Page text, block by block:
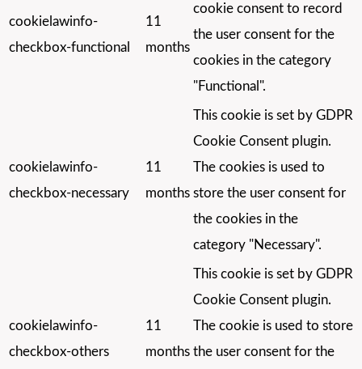
cookielawinfo-
checkbox-functional
11
months
cookie consent to record
the user consent for the
cookies in the category
"Functional".
cookielawinfo-
checkbox-necessary
11
months
This cookie is set by GDPR
Cookie Consent plugin.
The cookies is used to
store the user consent for
the cookies in the
category "Necessary".
cookielawinfo-
checkbox-others
11
months
This cookie is set by GDPR
Cookie Consent plugin.
The cookie is used to store
the user consent for the